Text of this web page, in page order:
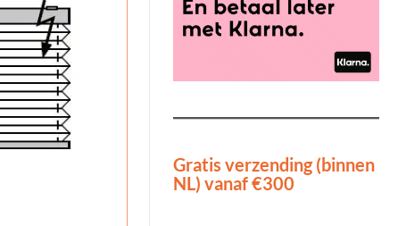
Gratis verzending (binnen
NL) vanaf €300